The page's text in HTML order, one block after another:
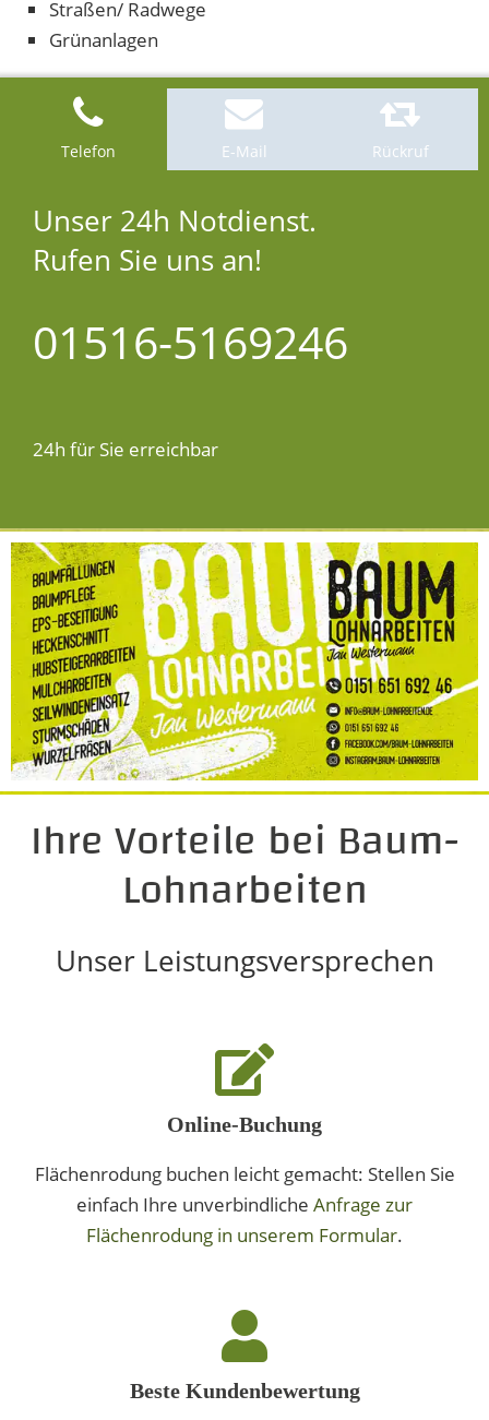
Straßen/ Radwege
Grünanlagen
Telefon E-Mail Rückruf
Unser 24h Notdienst.
Rufen Sie uns an!
01516-5169246
24h für Sie erreichbar
Ihre Vorteile bei Baum-
Lohnarbeiten
Unser Leistungsversprechen
Online-Buchung
Flächenrodung buchen leicht gemacht: Stellen Sie
einfach Ihre unverbindliche Anfrage zur
Flächenrodung in unserem Formular.
Beste Kundenbewertung